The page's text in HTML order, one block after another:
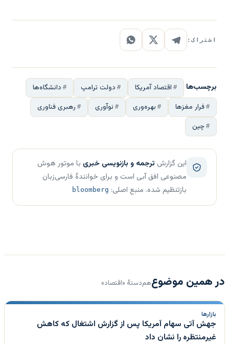
اشتراک:
برچسب‌ها اقتصاد آمریکا دولت ترامپ
دانشگاه‌ها
فرار مغزها
بهره‌وری نوآوری
رهبری فناوری
چین
این گزارش ترجمه و بازنویسی خبری با موتور هوش
مصنوعی افق آبی است و برای خوانندهٔ فارسی‌زبان
بازتنظیم شده. منبع اصلی: bloomberg
در همین موضوعهم‌دستهٔ «اقتصاد»
بازارها
جهش آتی سهام آمریکا پس از گزارش اشتغال که کاهش
غیرمنتظره را نشان داد